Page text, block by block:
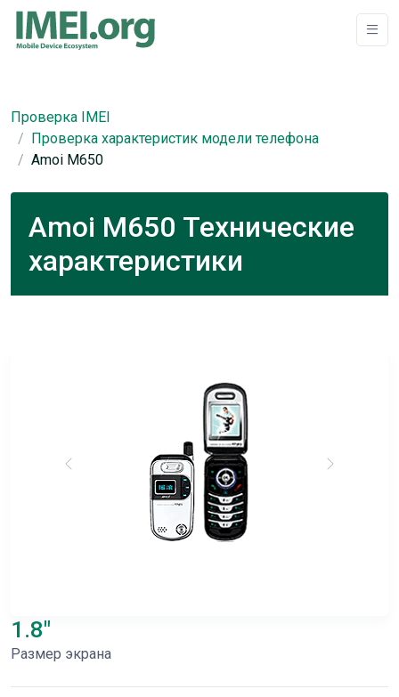
Проверка IMEI
Проверка характеристик модели телефона
Amoi M650
Amoi M650 Технические
характеристики
1.8"
Размер экрана